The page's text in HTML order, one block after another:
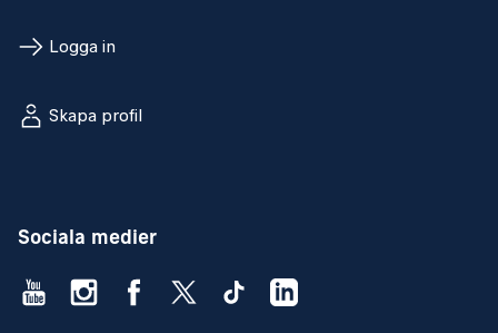
Logga in
Skapa profil
Sociala medier